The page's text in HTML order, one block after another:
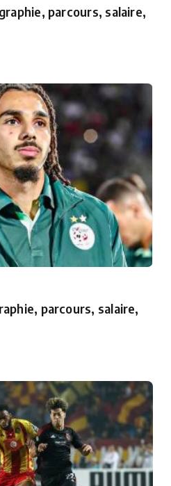
parcours, salaire,
parcours, salaire,